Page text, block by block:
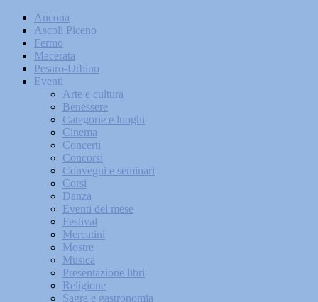
Ancona
Ascoli Piceno
Fermo
Macerata
Pesaro-Urbino
Eventi
Arte e cultura
Benessere
Categorie e luoghi
Cinema
Concerti
Concorsi
Convegni e seminari
Corsi
Danza
Eventi del mese
Festival
Mercatini
Mostre
Musica
Presentazione libri
Religione
Sagra e gastronomia